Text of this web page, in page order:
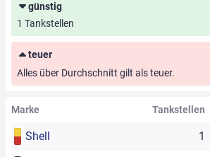
günstig
1 Tankstellen
teuer
Alles über Durchschnitt gilt als teuer.
Marke Tankstellen
Shell 1